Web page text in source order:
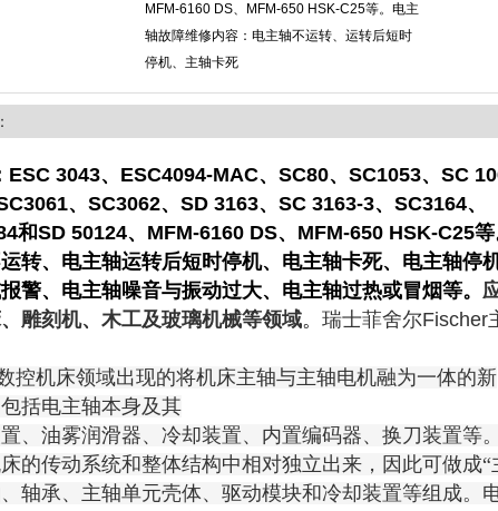
MFM-6160 DS、MFM-650 HSK-C25等。电主
轴故障维修内容：电主轴不运转、运转后短时
停机、主轴卡死
ESC 3043、ESC4094-MAC、SC80、SC1053、SC
、SC3062、SD 3163、SC 3163-3、SC3164、
和SD 50124、MFM-6160 DS、MFM-650 HSK-C25
转、电主轴运转后短时停机、电主轴卡死、电主轴停
警、电主轴噪音与振动过大、电主轴过热或冒烟等。
雕刻机、木工及玻璃机械等领域。 瑞士菲舍尔Fischer
控机床领域出现的将机床主轴与主轴电机融为一体的新
括电主轴本身及其
、油雾润滑器、冷却装置、内置编码器、换刀装置等
的传动系统和整体结构中相对独立出来，因此可做成“
、轴承、主轴单元壳体、 驱动模块和冷却装置等组成。